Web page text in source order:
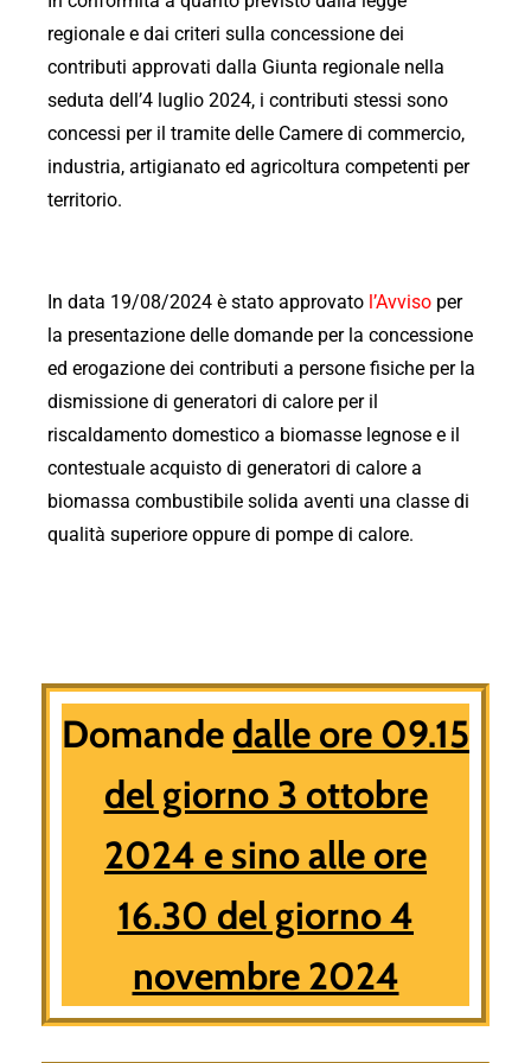
regionale e dai criteri sulla concessione dei
contributi approvati dalla Giunta regionale nella
seduta dell’4 luglio 2024, i contributi stessi sono
concessi per il tramite delle Camere di commercio,
industria, artigianato ed agricoltura competenti per
territorio.
In data 19/08/2024 è stato approvato l’Avviso per
la presentazione delle domande per la concessione
ed erogazione dei contributi a persone fisiche per la
dismissione di generatori di calore per il
riscaldamento domestico a biomasse legnose e il
contestuale acquisto di generatori di calore a
biomassa combustibile solida aventi una classe di
qualità superiore oppure di pompe di calore.
Domande dalle ore 09.15
del giorno 3 ottobre
2024 e sino alle ore
16.30 del giorno 4
novembre 2024